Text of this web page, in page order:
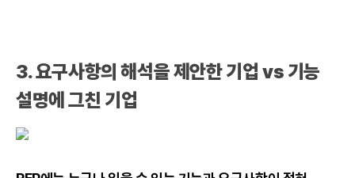
3.요구사항의 해석을 제안한 기업 vs 기능
설명에 그친 기업